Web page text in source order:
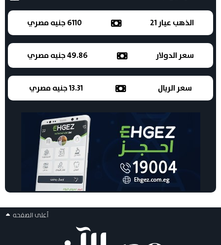
الذهب عيار 21 6110 جنيه مصري
سعر الدولار 49.86 جنيه مصري
سعر الريال 13.31 جنيه مصري
أعلى الصفحه